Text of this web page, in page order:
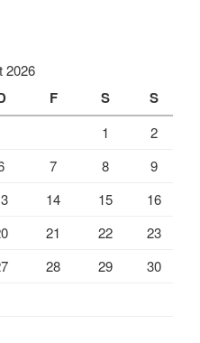
2026
F S S
1
2
7 8
9
14 15
16
21 22
23
28 29
30